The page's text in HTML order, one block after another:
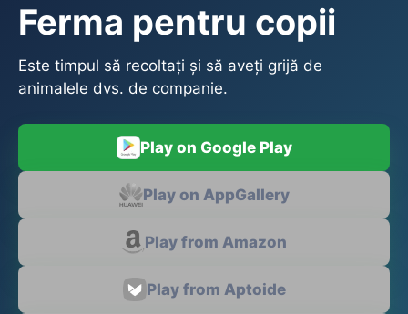
Ferma pentru copii
Este timpul să recoltați și să aveți grijă de
animalele dvs. de companie.
Play on Google Play
Play on AppGallery
Play from Amazon
Play from Aptoide